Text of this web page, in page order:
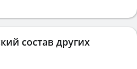
состав других